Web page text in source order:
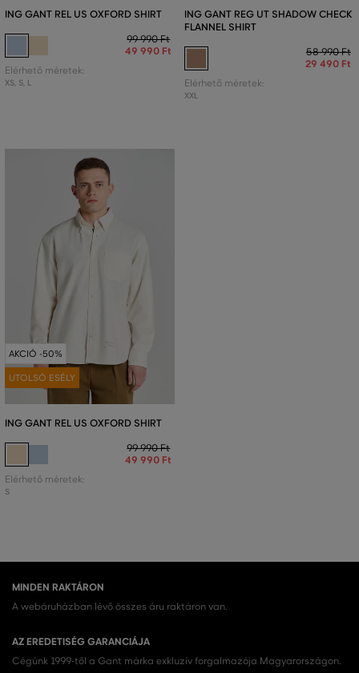
ING GANT REL US OXFORD SHIRT
99 990 Ft
49 990 Ft
Elérhető méretek:
XS, S, L
ING GANT REG UT SHADOW CHECK
FLANNEL SHIRT
58 990 Ft
29 490 Ft
Elérhető méretek:
XXL
AKCIÓ -50%
UTOLSÓ ESÉLY
ING GANT REL US OXFORD SHIRT
99 990 Ft
49 990 Ft
Elérhető méretek:
S
MINDEN RAKTÁRON
A webáruházban lévő összes áru raktáron van.
AZ EREDETISÉG GARANCIÁJA
Cégünk 1999-től a Gant márka exkluzív forgalmazója Magyarországon.